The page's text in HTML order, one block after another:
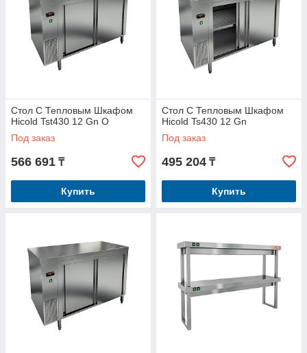
Стол С Тепловым Шкафом
Hicold Tst430 12 Gn O
Под заказ
566 691 ₸
Купить
Стол С Тепловым Шкафом
Hicold Ts430 12 Gn
Под заказ
495 204 ₸
Купить